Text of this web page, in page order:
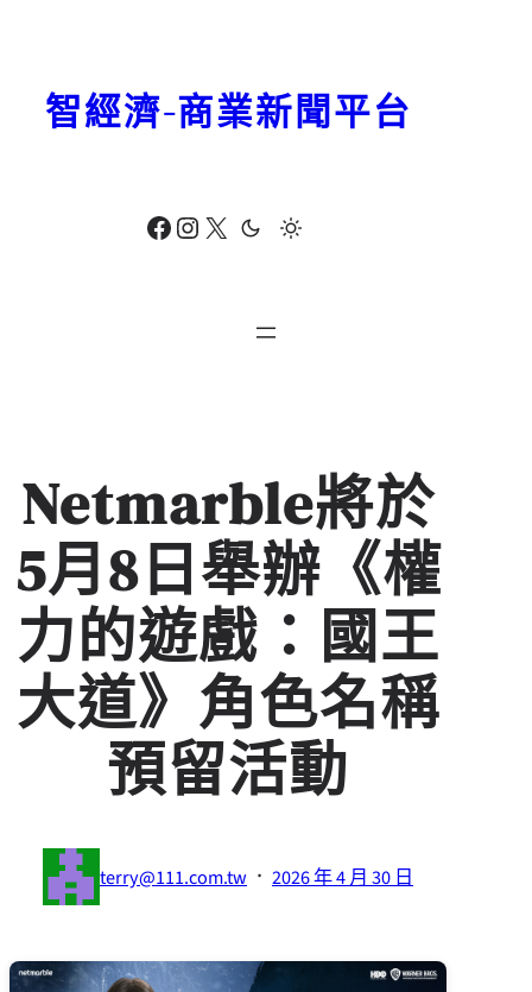
Facebook Instagram X
智經濟-商業新聞平台
Netmarble將於
5月8日舉辦《權
力的遊戲：國王
大道》角色名稱
預留活動
terry@111.com.tw · 2026 年 4 月 30 日